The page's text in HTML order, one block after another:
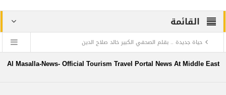
القائمة
حياة جديدة .. بقلم الصحفي الكبير خالد صلاح الدين
دراسة علمية ترصد الاكتشافات الأثرية والتطوير بجبانة الشاطبي
Al Masalla-News- Official Tourism Travel Portal News At Middle East